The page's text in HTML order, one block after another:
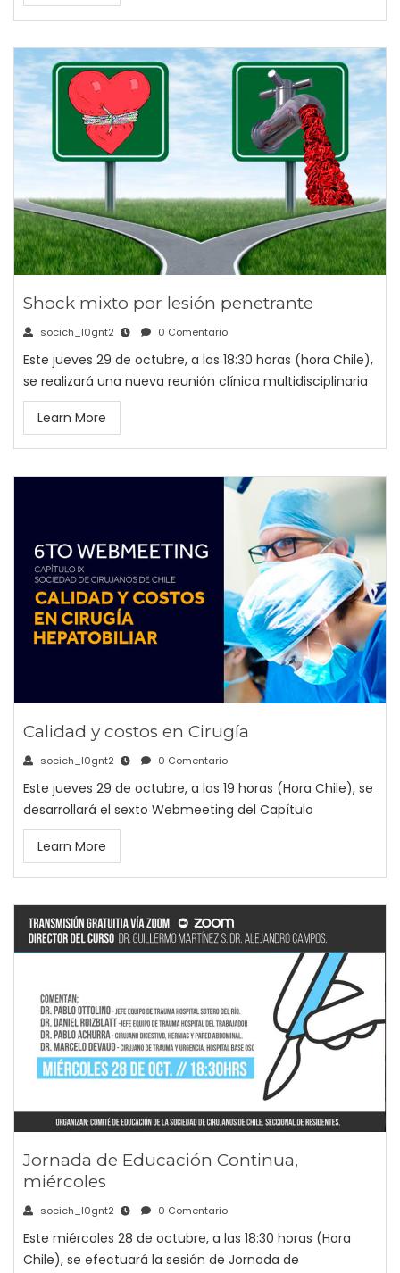
Shock mixto por lesión penetrante
socich_l0gnt2 0 Comentario
Este jueves 29 de octubre, a las 18:30 horas (hora Chile),
se realizará una nueva reunión clínica multidisciplinaria
Learn More
Calidad y costos en Cirugía
socich_l0gnt2 0 Comentario
Este jueves 29 de octubre, a las 19 horas (Hora Chile), se
desarrollará el sexto Webmeeting del Capítulo
Learn More
Jornada de Educación Continua,
miércoles
socich_l0gnt2 0 Comentario
Este miércoles 28 de octubre, a las 18:30 horas (Hora
Chile), se efectuará la sesión de Jornada de